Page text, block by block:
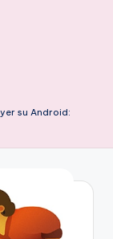
su Android: